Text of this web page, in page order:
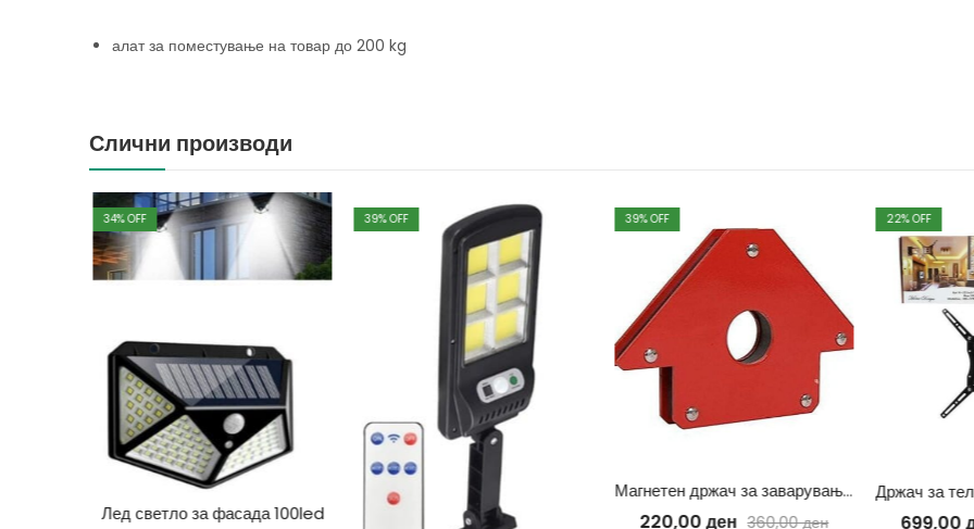
алат за поместување на товар до 200 kg
Слични производи
34% OFF
Лед светло за фасада 100led
39% OFF 39% OFF
Магнетен држач за заварување 12 кг
220,00ден 360,00ден
22% OFF
699,00